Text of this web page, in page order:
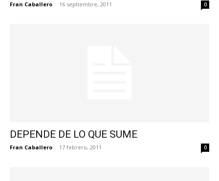
Fran Caballero - 16 septiembre, 2011 0
DEPENDE DE LO QUE SUME
Fran Caballero - 17 febrero, 2011 0